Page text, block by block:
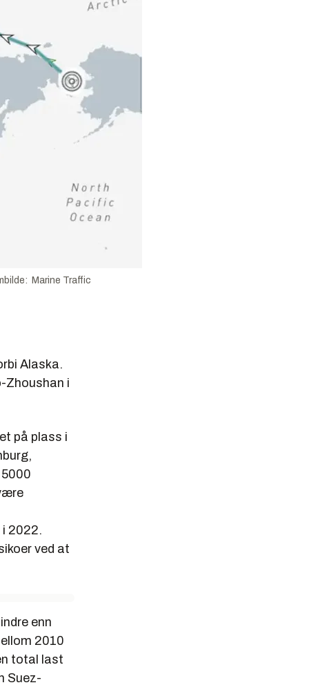
Marine Traffic
Alaska.
Zhoushan i
på plass i
i 2022.
ved at
enn
2010
total last
Suez-